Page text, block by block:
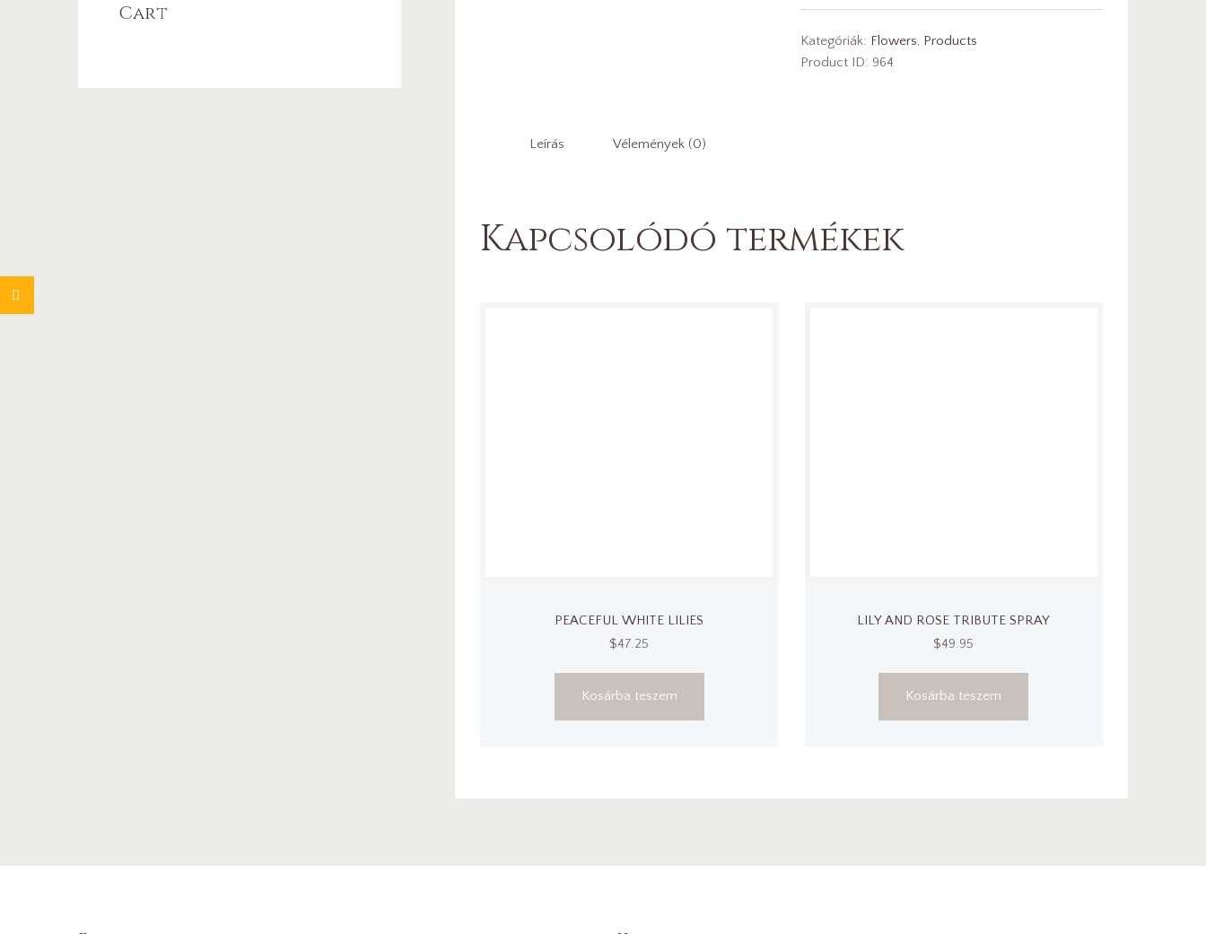
Spray
mennyiség
Kategóriák: Flowers, Products
Product ID: 964
Leírás Vélemények (0)
Kapcsolódó termékek
PEACEFUL WHITE LILIES
$47.25
Kosárba teszem
LILY AND ROSE TRIBUTE SPRAY
$49.95
Kosárba teszem
Cart